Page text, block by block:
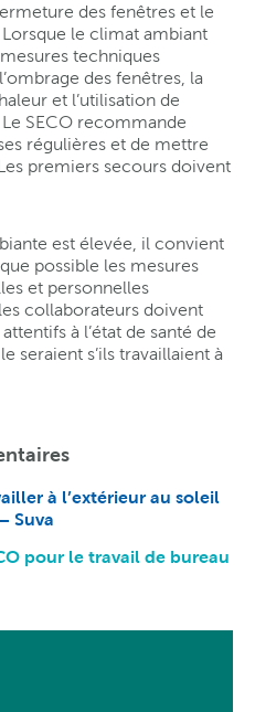
des fenêtres et le
le climat ambiant
techniques
des fenêtres, la
et l’utilisation de
SECO recommande
régulières et de mettre
premiers secours doivent
est élevée, il convient
possible les mesures
et personnelles
collaborateurs doivent
à l’état de santé de
seraient s’ils travaillaient à
à l’extérieur au soleil
Suva
pour le travail de bureau